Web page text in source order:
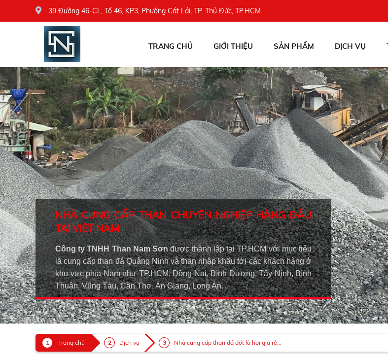
39 Đường 46-CL, Tổ 46, KP3, Phường Cát Lái, TP. Thủ Đức, TP.HCM
TRANG CHỦ GIỚI THIỆU SẢN PHẨM DỊCH VỤ
NHÀ CUNG CẤP THAN CHUYÊN NGHIỆP HÀNG ĐẦU
TẠI VIỆT NAM
Công ty TNHH Than Nam Sơnđược thành lập tại TP.HCM với mục tiêu
là cung cấp than đá Quảng Ninh và than nhập khẩu tới các khách hàng ở
khu vực phía Nam như TP.HCM, Đồng Nai, Bình Dương, Tây Ninh, Bình
Thuận, Vũng Tàu, Cần Thơ, An Giang, Long An…
Trang chủ Dịch vụ Nhà cung cấp than đá đốt lò hơi giá rẻ...